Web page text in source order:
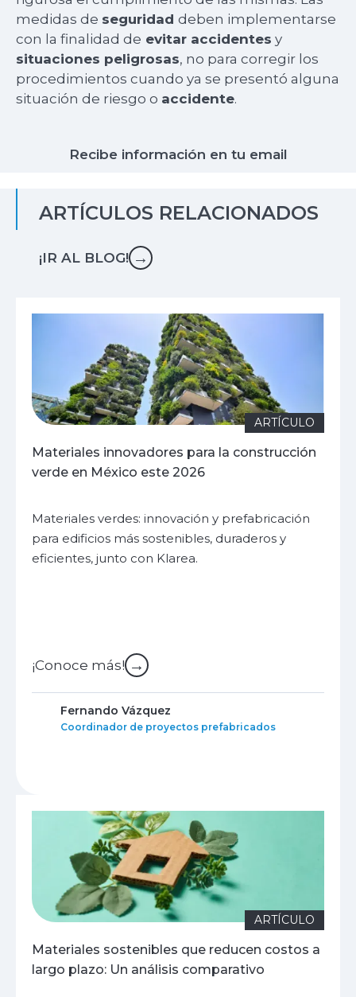
medidas de seguridad deben implementarse
con la finalidad de evitar accidentes y
situaciones peligrosas, no para corregir los
procedimientos cuando ya se presentó alguna
situación de riesgo o accidente.
Recibe información en tu email
ARTÍCULOS RELACIONADOS
¡IR AL BLOG! →
ARTÍCULO
Materiales innovadores para la construcción
verde en México este 2026
Materiales verdes: innovación y prefabricación
para edificios más sostenibles, duraderos y
eficientes, junto con Klarea.
¡Conoce más! →
Fernando Vázquez
Coordinador de proyectos prefabricados
ARTÍCULO
Materiales sostenibles que reducen costos a
largo plazo: Un análisis comparativo